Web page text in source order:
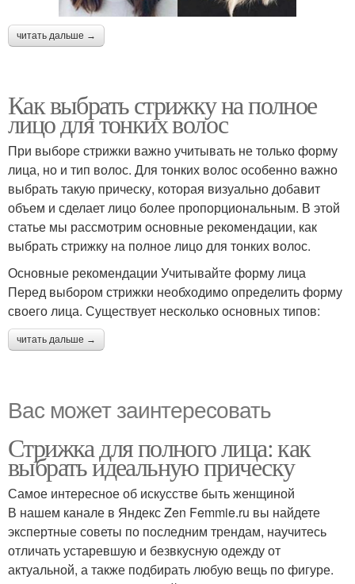
читать дальше →
Как выбрать стрижку на полное
лицо для тонких волос
При выборе стрижки важно учитывать не только форму
лица, но и тип волос. Для тонких волос особенно важно
выбрать такую прическу, которая визуально добавит
объем и сделает лицо более пропорциональным. В этой
статье мы рассмотрим основные рекомендации, как
выбрать стрижку на полное лицо для тонких волос.
Основные рекомендации Учитывайте форму лица
Перед выбором стрижки необходимо определить форму
своего лица. Существует несколько основных типов:
читать дальше →
Вас может заинтересовать
Стрижка для полного лица: как
выбрать идеальную прическу
Самое интересное об искусстве быть женщиной
В нашем канале в Яндекс Zen Femmie.ru вы найдете
экспертные советы по последним трендам, научитесь
отличать устаревшую и безвкусную одежду от
актуальной, а также подбирать любую вещь по фигуре.